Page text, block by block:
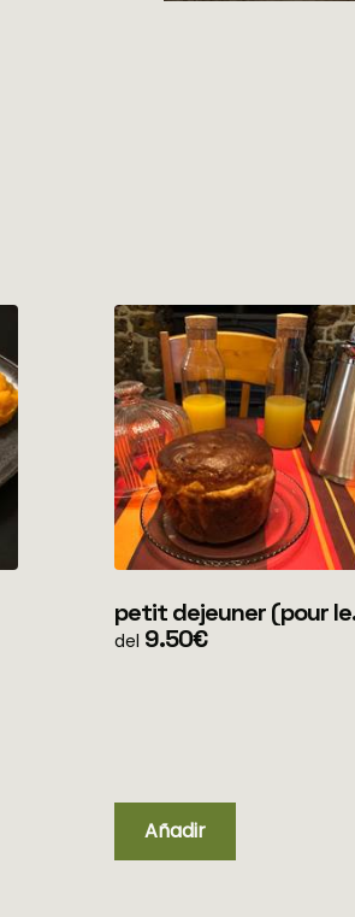
petit dejeuner (pour les
clients en mobile home
del 9.50€
Añadir